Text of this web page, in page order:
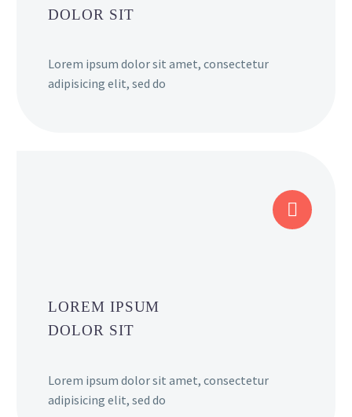
DOLOR SIT
Lorem ipsum dolor sit amet, consectetur
adipisicing elit, sed do


LOREM IPSUM
DOLOR SIT
Lorem ipsum dolor sit amet, consectetur
adipisicing elit, sed do